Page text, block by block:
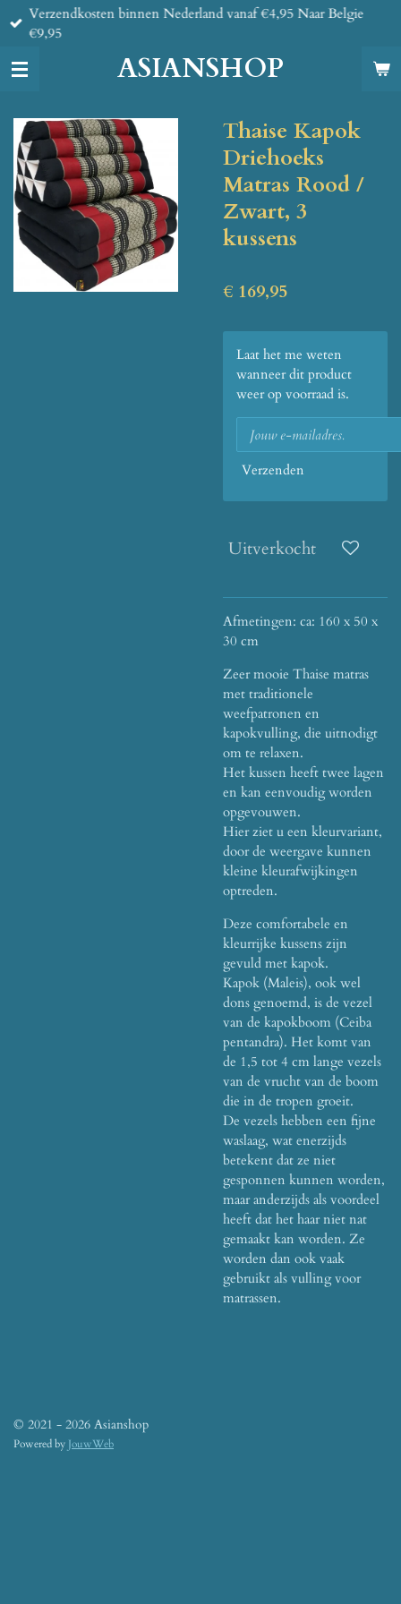
Ga
direct
de
ASIANSHOP
Verzendkosten binnen Nederland vanaf €4,95 Naar Belgie
€9,95
Thaise Kapok
Driehoeks
Matras Rood /
Zwart, 3
kussens
€ 169,95
Laat het me weten
wanneer dit product
weer op voorraad is.
Verzenden
Uitverkocht
Afmetingen: ca: 160 x 50 x
30 cm
Zeer mooie Thaise matras
met traditionele
weefpatronen en
kapokvulling, die uitnodigt
om te relaxen.
Het kussen heeft twee lagen
en kan eenvoudig worden
opgevouwen.
Hier ziet u een kleurvariant,
door de weergave kunnen
kleine kleurafwijkingen
optreden.
Deze comfortabele en
kleurrijke kussens zijn
gevuld met kapok.
Kapok (Maleis), ook wel
dons genoemd, is de vezel
van de kapokboom (Ceiba
pentandra). Het komt van
de 1,5 tot 4 cm lange vezels
van de vrucht van de boom
die in de tropen groeit.
De vezels hebben een fijne
waslaag, wat enerzijds
betekent dat ze niet
gesponnen kunnen worden,
maar anderzijds als voordeel
heeft dat het haar niet nat
gemaakt kan worden. Ze
worden dan ook vaak
gebruikt als vulling voor
matrassen.
© 2021 - 2026 Asianshop
Powered by JouwWeb